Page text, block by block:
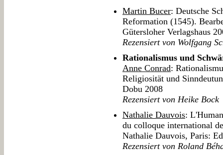
Martin Bucer: Deutsche
Reformation (1545).
Gütersloher Verlagshaus
Rezensiert von Wolfgang
Rationalismus und
Anne Conrad:
Religiosität und
Dobu 2008
Rezensiert von Heike Bock
Nathalie Dauvois:
du colloque international
Nathalie Dauvois, Paris:
Rezensiert von Roland